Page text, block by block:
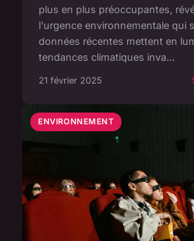
plus en plus préoccupantes,
l'urgence environnementale qui
données récentes mettent en
tendances climatiques inva...
21 février 2025
ENVIRONNEMENT